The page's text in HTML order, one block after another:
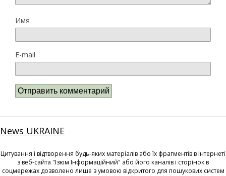
Имя
E-mail
News UKRAINE
Цитування і відтворення будь-яких матеріалів або їх фрагментів в Інтернеті
з веб-сайта "Ізюм Інформаційний" або його каналів і сторінок в
соцмережах дозволено лише з умовою відкритого для пошукових систем